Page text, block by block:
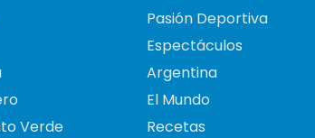
Verde
Pasión Deportiva
Espectáculos
Argentina
El Mundo
Recetas